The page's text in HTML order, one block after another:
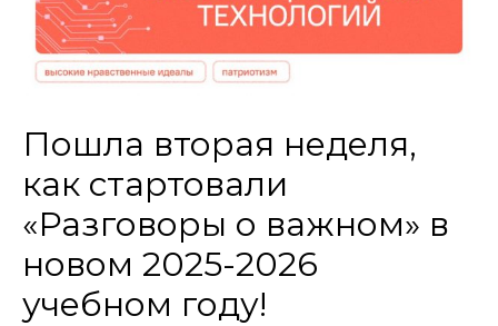
Пошла вторая неделя,
как стартовали
«Разговоры о важном» в
новом 2025-2026
учебном году!